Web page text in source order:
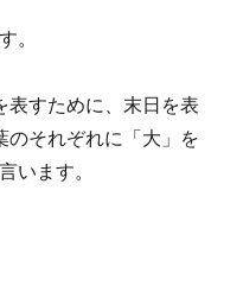
。
表すために、末日を表
のそれぞれに「大」を
います。